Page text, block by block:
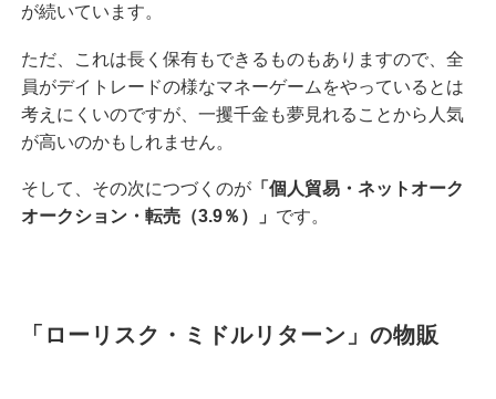
が続いています。
ただ、これは長く保有もできるものもありますので、全
員がデイトレードの様なマネーゲームをやっているとは
考えにくいのですが、一攫千金も夢見れることから人気
が高いのかもしれません。
そして、その次につづくのが 「個人貿易・ネットオーク
オークション・転売（3.9％）」 です。
「ローリスク・ミドルリターン」の物販